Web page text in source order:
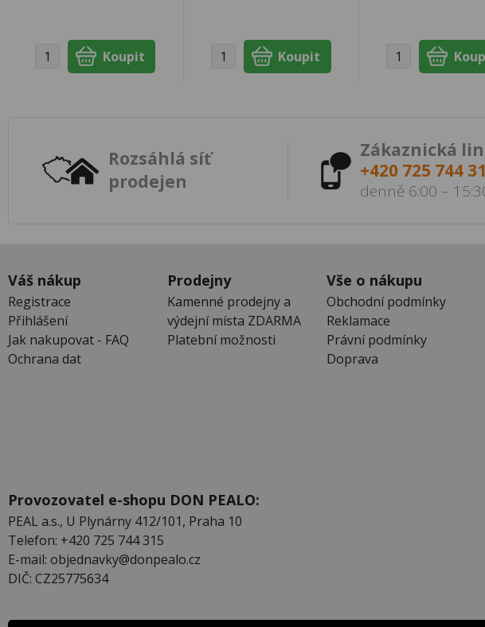
Rozsáhlá síť
prodejen
Zákaznická
+420 725 744
denně 6:00 –
Váš nákup
Registrace
Přihlášení
Jak nakupovat - FAQ
Ochrana dat
Prodejny
Kamenné prodejny a
výdejní místa ZDARMA
Platební možnosti
Vše o nákupu
Obchodní podmínky
Reklamace
Právní podmínky
Doprava
Provozovatel e-shopu DON PEALO:
PEAL a.s., U Plynárny 412/101, Praha 10
Telefon: +420 725 744 315
E-mail: objednavky@donpealo.cz
DIČ: CZ25775634